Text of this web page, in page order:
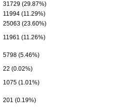
31729 (29.87%)
11994 (11.29%)
25063 (23.60%)
11961 (11.26%)
5798 (5.46%)
22 (0.02%)
1075 (1.01%)
201 (0.19%)